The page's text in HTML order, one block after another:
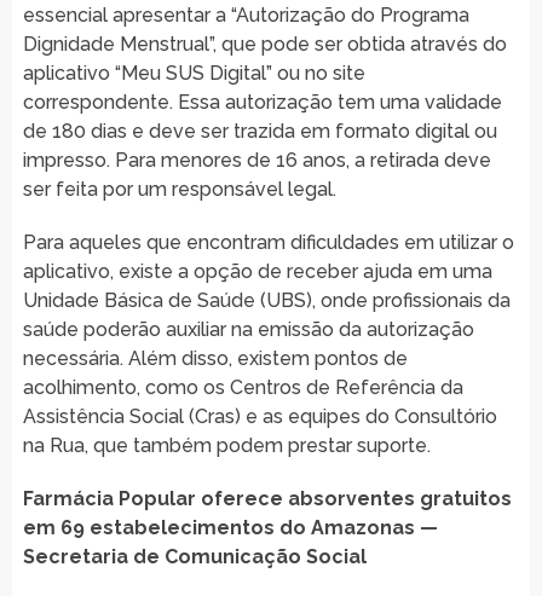
essencial apresentar a “Autorização do Programa
Dignidade Menstrual”, que pode ser obtida através do
aplicativo “Meu SUS Digital” ou no site
correspondente. Essa autorização tem uma validade
de 180 dias e deve ser trazida em formato digital ou
impresso. Para menores de 16 anos, a retirada deve
ser feita por um responsável legal.
Para aqueles que encontram dificuldades em utilizar o
aplicativo, existe a opção de receber ajuda em uma
Unidade Básica de Saúde (UBS), onde profissionais da
saúde poderão auxiliar na emissão da autorização
necessária. Além disso, existem pontos de
acolhimento, como os Centros de Referência da
Assistência Social (Cras) e as equipes do Consultório
na Rua, que também podem prestar suporte.
Farmácia Popular oferece absorventes gratuitos
em 69 estabelecimentos do Amazonas —
Secretaria de Comunicação Social